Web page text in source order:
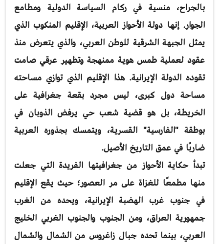
بالجراح، منسية في ركام السياسة الدولية ومطامع
الجوار. إنها دولة الأحواز العربية، الإقليم المنكوب الذي
يمثل الجبهة الشرقية للوطن العربي، والذي يتعرض منذ
عقود لعملية طمس هوية ممنهجة وتطهير عرقي صامت
تقوده الدولة الإيرانية. هذا الإقليم الذي توازي مساحته
مساحة دول كبرى، ليس مجرد بقعة جغرافية على
الخريطة، بل هو قضية شعب حي يرفض الذوبان في
بوطقة "الفارسية" القسرية، ويتمسك بجذوره العربية
ضاربًا في عمق التاريخ الأصيل.
تبدأ حكاية الأحواز من جغرافيتها الفريدة التي جعلت
منها مطمعًا للغزاة على مر العصور؛ حيث يقع الإقليم
في جنوب غرب الهضبة الإيرانية، ويحده من الغرب
جمهورية العراق، ومن الجنوب والجنوب الغربي الخليج
العربي، بينما تحده جبال زاغروس من الشمال والشمال